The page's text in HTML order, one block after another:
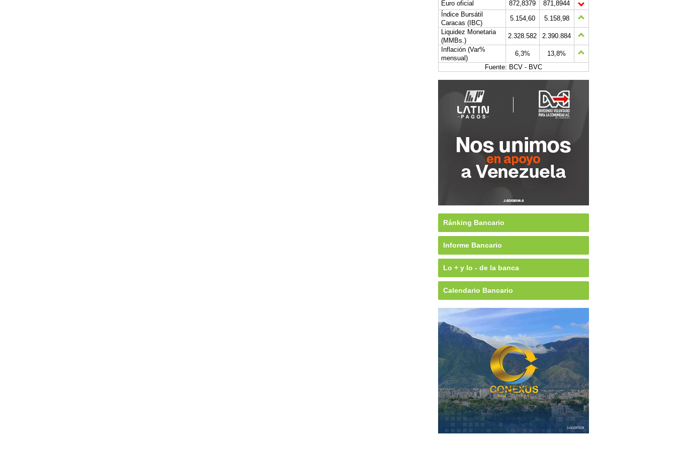
Euro oficial 872,8379
871,8944
Índice Bursátil
Caracas (IBC)
5.154,60
5.158,98
Liquidez Monetaria
(MMBs.)
2.328.582
2.390.884
Inflación (Var%
mensual)
6,3%
13,8%
Fuente: BCV - BVC
Ránking Bancario
Informe Bancario
Lo + y lo - de la banca
Calendario Bancario